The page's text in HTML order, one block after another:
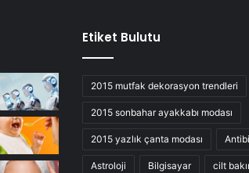
Etiket Bulutu
2015 mutfak dekorasyon trendleri
2015 sonbahar ayakkabı modası
2015 yazlık çanta modası
Astroloji Bilgisayar cilt